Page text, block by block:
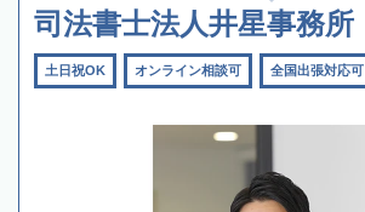
司法書士法人井星事務所
土日祝OK オンライン相談可 全国出張対応可